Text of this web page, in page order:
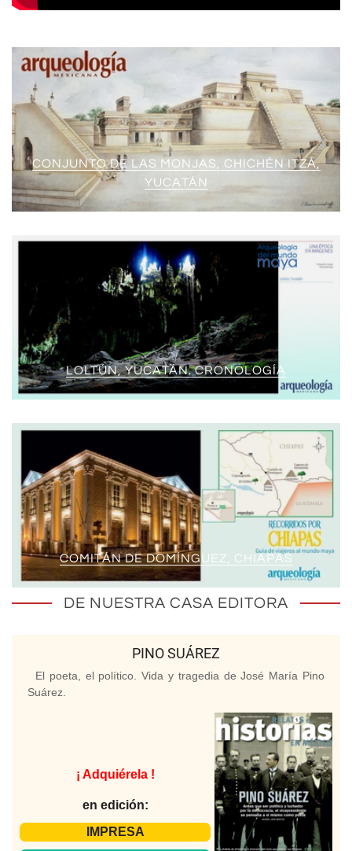
CONJUNTO DE LAS MONJAS, CHICHÉN ITZÁ,
YUCATÁN
LOLTÚN, YUCATÁN. CRONOLOGÍA
COMITÁN DE DOMÍNGUEZ, CHIAPAS
DE NUESTRA CASA EDITORA
PINO SUÁREZ
El poeta, el político. Vida y tragedia de José María Pino
Suárez.
¡ Adquiérela !
en edición:
IMPRESA